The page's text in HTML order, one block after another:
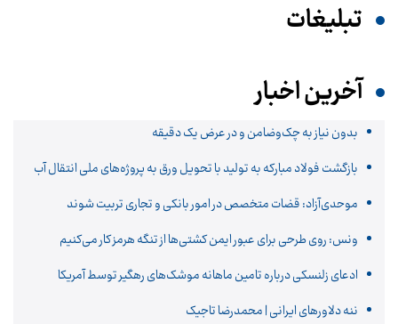
تبلیغات
آخرین اخبار
بدون نیاز به چک‌وضامن و در عرض یک دقیقه
بازگشت فولاد مبارکه به تولید با تحویل ورق به پروژه‌های ملی انتقال آب
موحدی‌آزاد: قضات متخصص در امور بانکی و تجاری تربیت شوند
ونس: روی طرحی برای عبور ایمن کشتی‌ها از تنگه هرمز کار می‌کنیم
ادعای زلنسکی درباره تامین ماهانه موشک‌های رهگیر توسط آمریکا
ننه دلاورهای ایرانی | محمدرضا تاجیک